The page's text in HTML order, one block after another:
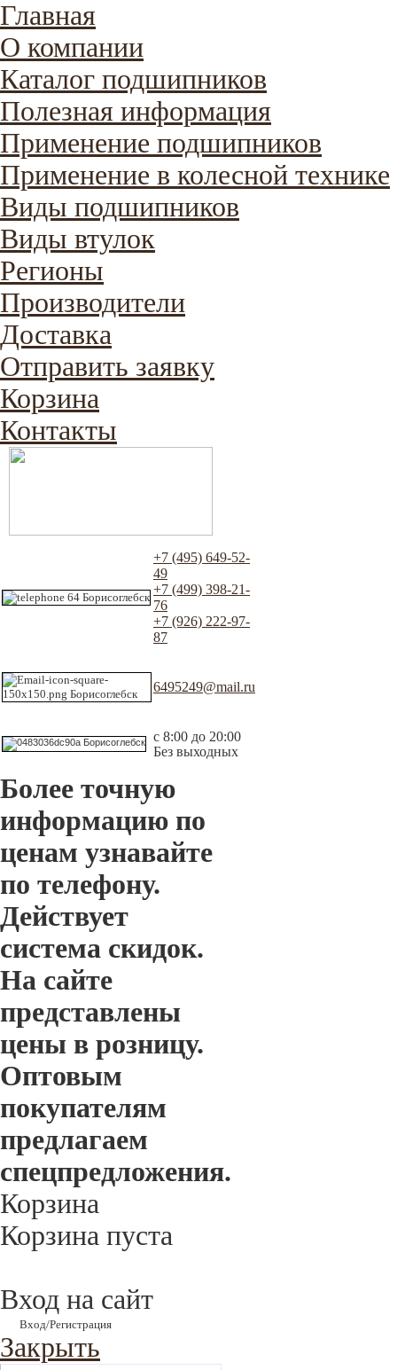
Главная
О компании
Каталог подшипников
Полезная информация
Применение подшипников
Применение в колесной технике
Виды подшипников
Виды втулок
Регионы
Производители
Доставка
Отправить заявку
Корзина
Контакты
+7 (495) 649-52-
49
+7 (499) 398-21-
76
+7 (926) 222-97-
87
6495249@mail.ru
с 8:00 до 20:00
Без выходных
Более точную
информацию по
ценам узнавайте
по телефону.
Действует
система скидок.
На сайте
представлены
цены в розницу.
Оптовым
покупателям
предлагаем
спецпредложения.
Корзина
Корзина пуста
Вход на сайт
Вход/Регистрация
Закрыть